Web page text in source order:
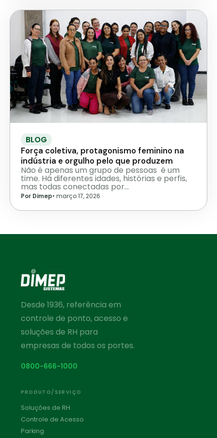
BLOG
Força coletiva, protagonismo feminino na
indústria e orgulho pelo que produzem
Não é apenas um grupo de pessoas é um
time. Há diferentes idades, histórias e perfis,
mas todas conectadas por…
Por Dimep• março 17, 2026
Desde 1936, referência em
controle de ponto, acesso e
soluções de RH para
empresas de todos os portes.
0800-666-1000
PRODUTO/SERVIÇO
Soluções de RH
Controle de Acesso
Parking